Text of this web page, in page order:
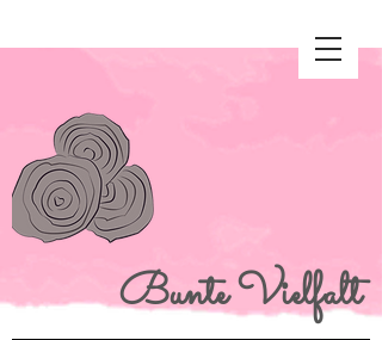
BunteVielfalt